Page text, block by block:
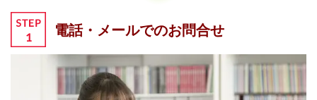
電話・メールでのお問合せ